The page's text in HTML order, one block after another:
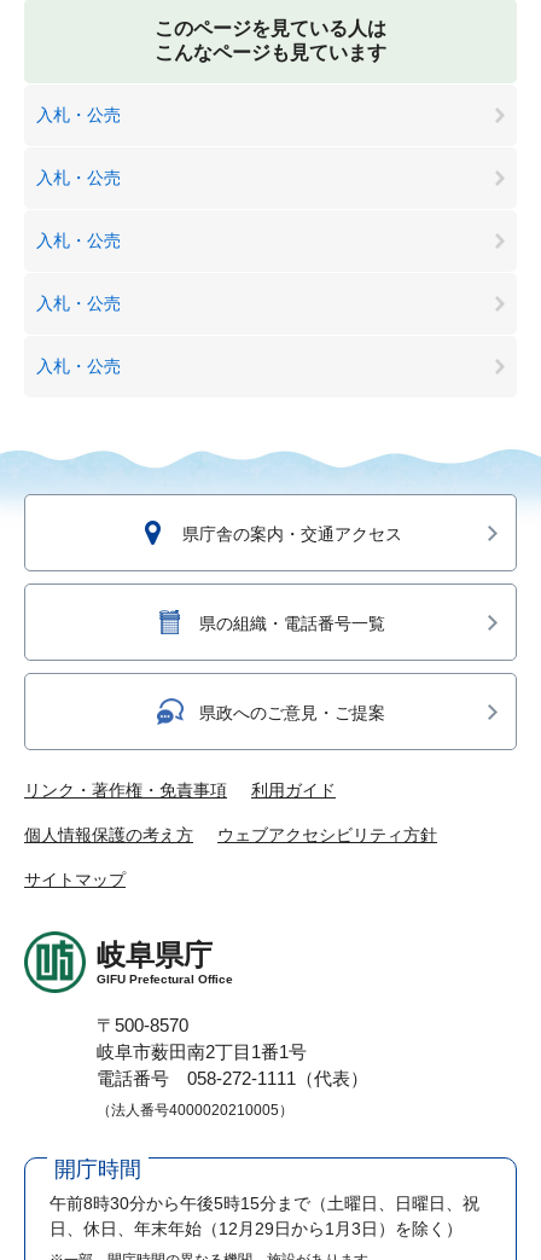
このページを見ている人は
こんなページも見ています
入札・公売
入札・公売
入札・公売
入札・公売
入札・公売
県庁舎の案内・交通アクセス
県の組織・電話番号一覧
県政へのご意見・ご提案
リンク・著作権・免責事項 利用ガイド
個人情報保護の考え方 ウェブアクセシビリティ方針
サイトマップ
岐阜県庁
GIFU Prefectural Office
〒500-8570
岐阜市薮田南2丁目1番1号
電話番号 058-272-1111（代表）
（法人番号4000020210005）
開庁時間
午前8時30分から午後5時15分まで （土曜日、日曜日、祝
日、休日、年末年始（12月29日から1月3日）を除く）